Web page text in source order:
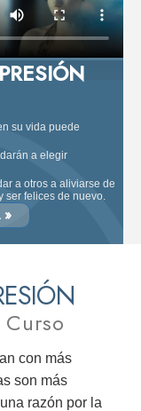
su vida puede
a elegir
a otros a aliviarse de
felices de nuevo.
»
con más
son más
razón por la